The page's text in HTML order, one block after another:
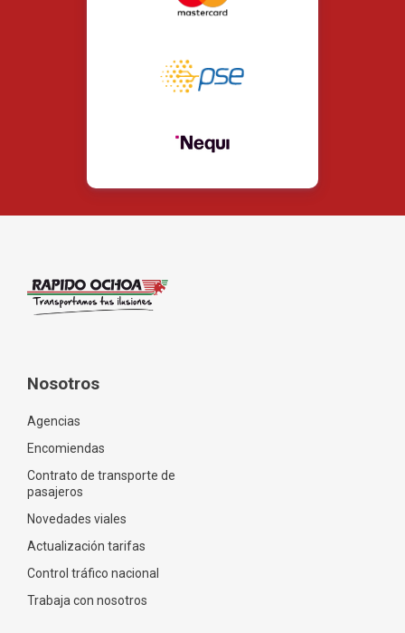
Nosotros
Agencias
Encomiendas
Contrato de transporte de
pasajeros
Novedades viales
Actualización tarifas
Control tráfico nacional
Trabaja con nosotros